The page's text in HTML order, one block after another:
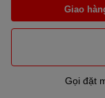
Giao
Gọi đặt